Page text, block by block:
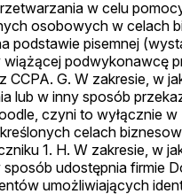
w celu
osobowych w celach
podstawie pisemnej
podwykonawcę
CCPA. G. W zakresie, w
lub w inny sposób
czyni to wyłącznie w
celach
1. H. W zakresie, w
udostępnia firmie
umożliwiających